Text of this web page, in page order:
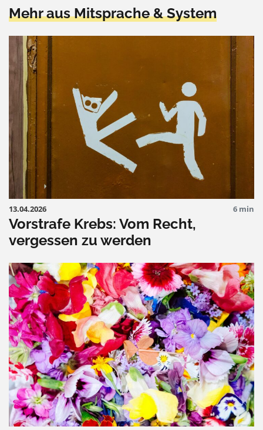
Mehr aus Mitsprache & System
13.04.2026 6 min
Vorstrafe Krebs: Vom Recht,
vergessen zu werden